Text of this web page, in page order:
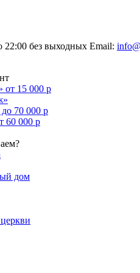
22:00 без выходных Email:
от 15 000 р
70 000 р
60 000 р
дом